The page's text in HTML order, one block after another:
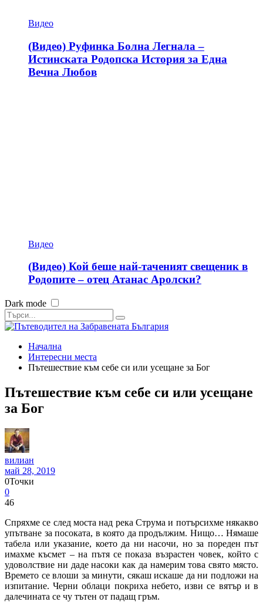
Видео
(Видео) Руфинка Болна Легнала –
Истинската Родопска История за Една
Вечна Любов
Видео
(Видео) Кой беше най-таченият свещеник в
Родопите – отец Атанас Аролски?
Dark mode
Начална
Интересни места
Пътешествие към себе си или усещане за Бог
Пътешествие към себе си или усещане
за Бог
вилиан
май 28, 2019
0Точки
0
46
Спряхме се след моста над река Струма и потърсихме някакво
упътване за посоката, в която да продължим. Нищо… Нямаше
табела или указание, което да ни насочи, но за пореден път
имахме късмет – на пътя се показа възрастен човек, който с
удоволствие ни даде насоки как да намерим това свято място.
Времето се влоши за минути, сякаш искаше да ни подложи на
изпитание. Черни облаци покриха небето, изви се вятър и в
далечината се чу тътен от падащ гръм.